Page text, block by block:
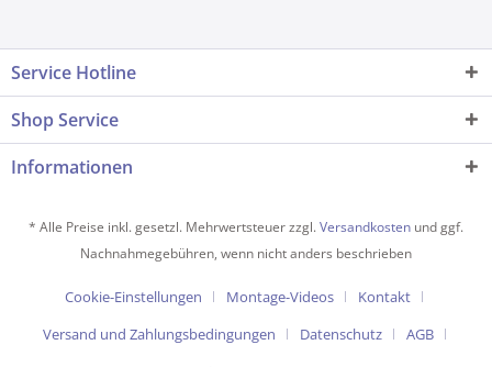
Service Hotline
Shop Service
Informationen
* Alle Preise inkl. gesetzl. Mehrwertsteuer zzgl.Versandkosten und ggf.
Nachnahmegebühren, wenn nicht anders beschrieben
Cookie-Einstellungen Montage-Videos
Kontakt
Versand und Zahlungsbedingungen
Datenschutz
AGB